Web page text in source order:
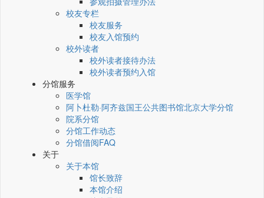
校友专栏
校友服务
校友入馆预约
校外读者
校外读者接待办法
校外读者预约入馆
分馆服务
医学馆
阿卜杜勒·阿齐兹国王公共图书馆北京大学分馆
院系分馆
分馆工作动态
分馆借阅FAQ
关于
关于本馆
馆长致辞
本馆介绍